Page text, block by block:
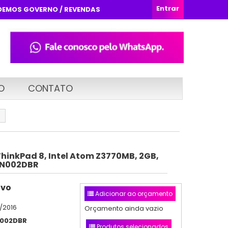
Entrar
GOVERNO / REVENDAS
CONTATO
8, Intel Atom Z3770MB, 2GB,
Adicionar ao orçamento
Orçamento ainda vazio